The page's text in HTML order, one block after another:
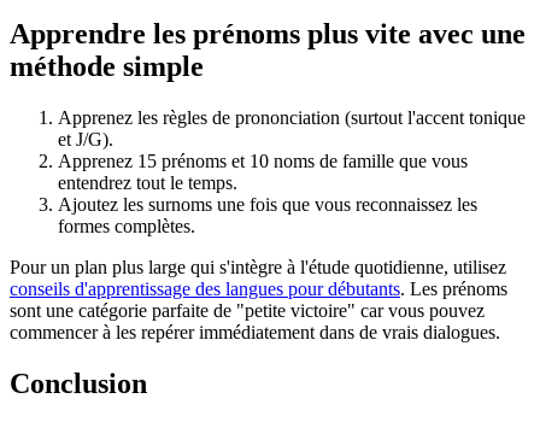
Apprendre les prénoms plus vite avec une
méthode simple
Apprenez les règles de prononciation (surtout l'accent tonique
et J/G).
Apprenez 15 prénoms et 10 noms de famille que vous
entendrez tout le temps.
Ajoutez les surnoms une fois que vous reconnaissez les
formes complètes.
Pour un plan plus large qui s'intègre à l'étude quotidienne, utilisez
conseils d'apprentissage des langues pour débutants. Les prénoms
sont une catégorie parfaite de "petite victoire" car vous pouvez
commencer à les repérer immédiatement dans de vrais dialogues.
Conclusion